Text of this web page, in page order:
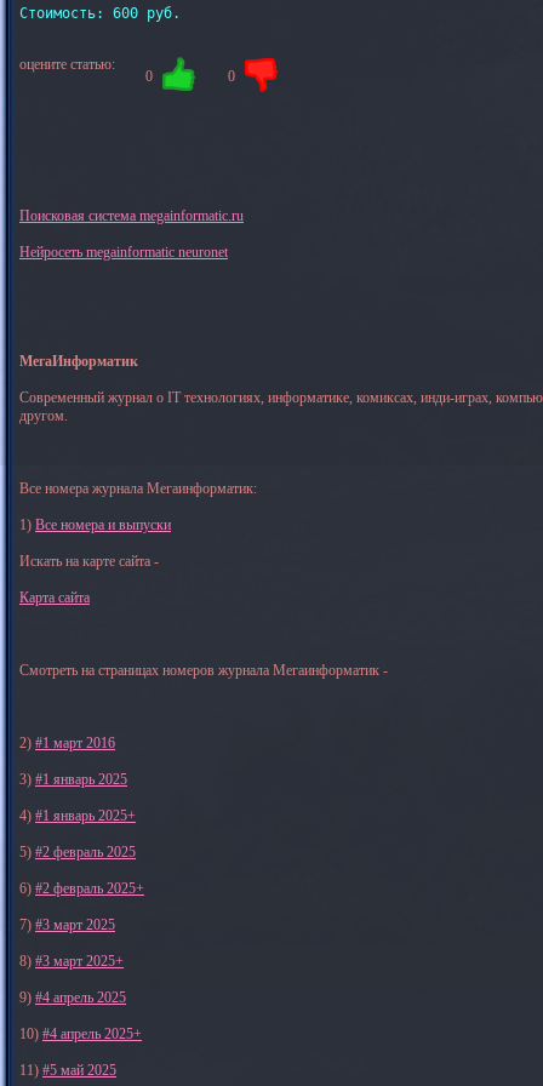
Стоимость: 600 руб.
оцените статью:
0 0
Поисковая система megainformatic.ru
Нейросеть megainformatic neuronet
МегаИнформатик
Современный журнал о IT технологиях, информатике, комиксах, инди-играх,
другом.
Все номера журнала Мегаинформатик:
1) Все номера и выпуски
Искать на карте сайта -
Карта сайта
Смотреть на страницах номеров журнала Мегаинформатик -
2) #1 март 2016
3) #1 январь 2025
4) #1 январь 2025+
5) #2 февраль 2025
6) #2 февраль 2025+
7) #3 март 2025
8) #3 март 2025+
9) #4 апрель 2025
10) #4 апрель 2025+
11) #5 май 2025